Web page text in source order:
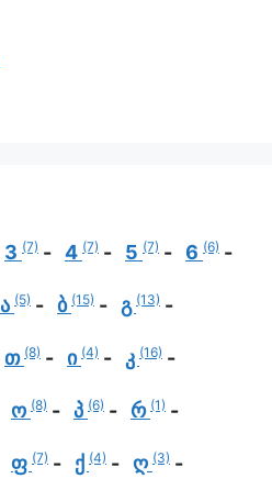
3 (7) 4 (7) 5 (7) 6 (6)
ა (5) ბ (15) გ (13)
თ (8) ი (4) კ (16)
ო (8) პ (6) რ (1)
ფ (7) ქ (4) ღ (3)